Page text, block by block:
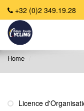
+32 (0)2 349.19.28
Home
Licence